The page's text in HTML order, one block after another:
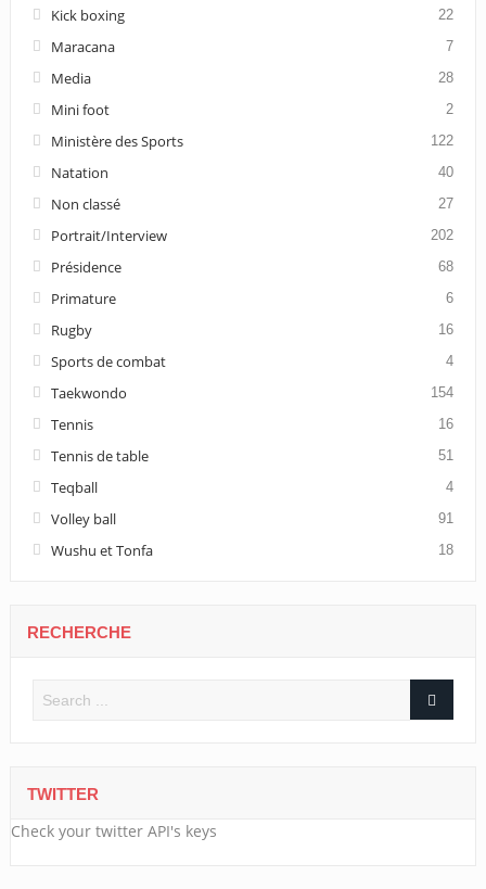
Kick boxing 22
Maracana 7
Media 28
Mini foot 2
Ministère des Sports 122
Natation 40
Non classé 27
Portrait/Interview 202
Présidence 68
Primature 6
Rugby 16
Sports de combat 4
Taekwondo 154
Tennis 16
Tennis de table 51
Teqball 4
Volley ball 91
Wushu et Tonfa 18
RECHERCHE
TWITTER
Check your twitter API's keys